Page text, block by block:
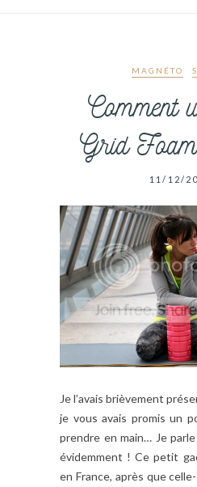
MAGNÉTO
Comment
Grid
11/12/
Je l’avais brièvement
je vous avais promis un
prendre en main… Je
évidemment ! Ce petit
en France, après que